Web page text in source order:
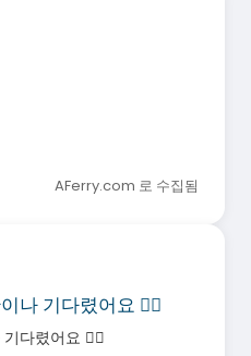
AFerry.com 로 수집됨
나 기다렸어요 🤦‍♀️
다렸어요 🤦‍♀️